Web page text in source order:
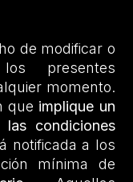
de modificar o
los presentes
momento.
que implique un
condiciones
notificada a los
mínima de